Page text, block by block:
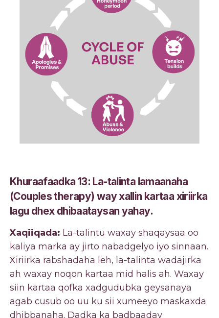
Khuraafaadka 13: La-talinta lamaanaha
(Couples therapy) way xallin kartaa xiriirka
lagu dhex dhibaataysan yahay.
Xaqiiqada: La-talintu waxay shaqaysaa oo
kaliya marka ay jirto nabadgelyo iyo sinnaan.
Xiriirka rabshadaha leh, la-talinta wadajirka
ah waxay noqon kartaa mid halis ah. Waxay
siin kartaa qofka xadgudubka geysanaya
agab cusub oo uu ku sii xumeeyo maskaxda
dhibbanaha. Dadka ka badbaaday